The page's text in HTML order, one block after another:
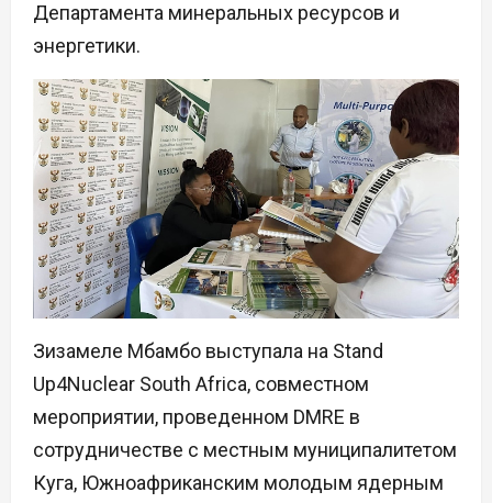
Департамента минеральных ресурсов и
энергетики.
Зизамеле Мбамбо выступала на Stand
Up4Nuclear South Africa, совместном
мероприятии, проведенном DMRE в
сотрудничестве с местным муниципалитетом
Куга, Южноафриканским молодым ядерным